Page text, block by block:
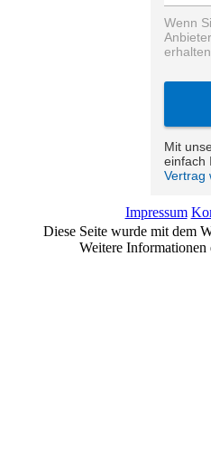
Impressum
Diese Seite wurde mit dem
Weitere Informationen